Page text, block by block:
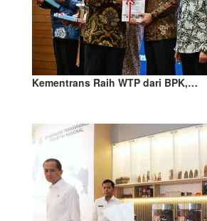
Kementrans Raih WTP dari BPK,…